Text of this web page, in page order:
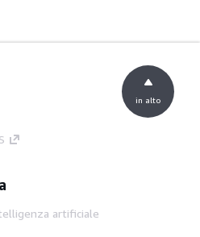
artificiale
in alto